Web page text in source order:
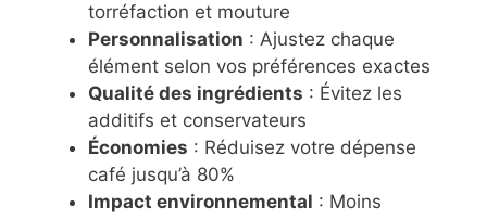
torréfaction et mouture
Personnalisation : Ajustez chaque
élément selon vos préférences exactes
Qualité des ingrédients : Évitez les
additifs et conservateurs
Économies : Réduisez votre dépense
café jusqu’à 80%
Impact environnemental : Moins